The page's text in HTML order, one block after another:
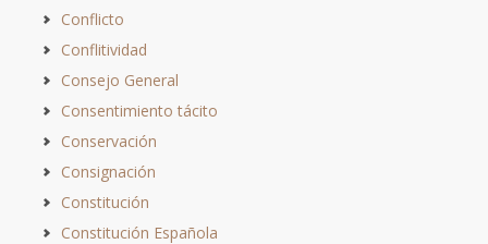
Conflicto
Conflitividad
Consejo General
Consentimiento tácito
Conservación
Consignación
Constitución
Constitución Española